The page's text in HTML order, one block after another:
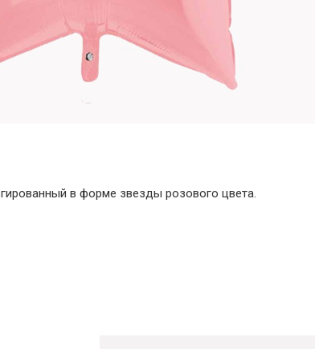
в форме звезды розового цвета.